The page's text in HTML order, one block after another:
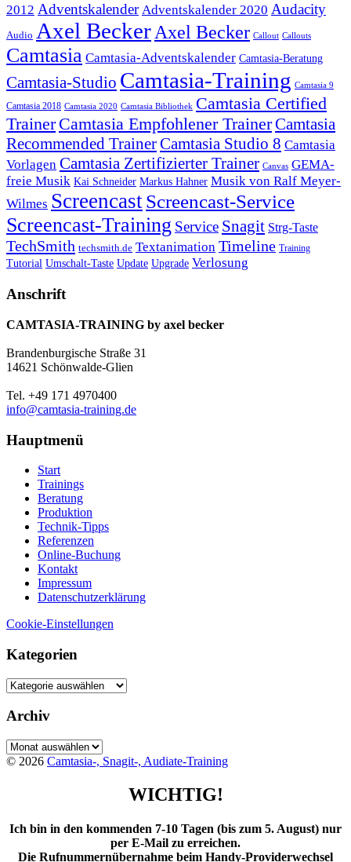
2012 Adventskalender Adventskalender 2020 Audacity
Audio Axel BeckerAxel Becker Callout Callouts
Camtasia Camtasia-Adventskalender Camtasia-Beratung
Camtasia-Studio Camtasia-Training Camtasia 9
Camtasia 2018 Camtasia 2020 Camtasia Bibliothek Camtasia Certified
Trainer Camtasia Empfohlener TrainerCamtasia
Recommended TrainerCamtasia Studio 8 Camtasia
Vorlagen Camtasia Zertifizierter Trainer Canvas GEMA-
freie Musik Kai Schneider Markus Hahner Musik von Ralf Meyer-
Wilmes ScreencastScreencast-Service
Screencast-Training Service Snagit Strg-Taste
TechSmith techsmith.de Textanimation Timeline Training
Tutorial Umschalt-Taste Update Upgrade Verlosung
Anschrift
CAMTASIA-TRAINING by axel becker
Brandenburgische Straße 31
14621 Schönwalde-Glien
Tel. +49 171 4970400
info@camtasia-training.de
Hauptmenü
Start
Trainings
Beratung
Produktion
Technik-Tipps
Referenzen
Online-Buchung
Kontakt
Impressum
Datenschutzerklärung
Cookie-Einstellungen
Kategorien
Kategorien
Archiv
Archiv
© 2026 Camtasia-, Snagit-, Audiate-Training
WICHTIG!
Ich bin in den kommenden 7-10 Tagen (bis zum 5. August) nur
per E-Mail zu erreichen.
Die Rufnummernübernahme beim Handy-Providerwechsel